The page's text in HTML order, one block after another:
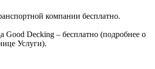
компании бесплатно.
Good Decking – бесплатно (подробнее о
Услуги).